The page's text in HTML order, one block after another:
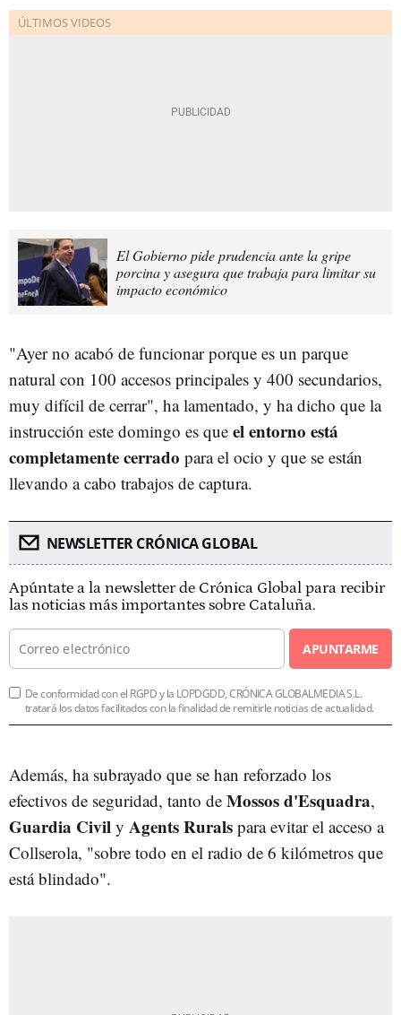
El Gobierno pide prudencia ante la gripe
porcina y asegura que trabaja para limitar su
impacto económico
"Ayer no acabó de funcionar porque es un parque
natural con 100 accesos principales y 400 secundarios,
muy difícil de cerrar", ha lamentado, y ha dicho que la
instrucción este domingo es que el entorno está
completamente cerrado para el ocio y que se están
llevando a cabo trabajos de captura.
NEWSLETTER CRÓNICA GLOBAL
Apúntate a la newsletter de Crónica Global para recibir
las noticias más importantes sobre Cataluña.
APUNTARME
De conformidad con el RGPD y la LOPDGDD, CRÓNICA GLOBALMEDIA S.L.
tratará los datos facilitados con la finalidad de remitirle noticias de actualidad.
Además, ha subrayado que se han reforzado los
efectivos de seguridad, tanto de Mossos d'Esquadra,
Guardia Civil y Agents Rurals para evitar el acceso a
Collserola, "sobre todo en el radio de 6 kilómetros que
está blindado".